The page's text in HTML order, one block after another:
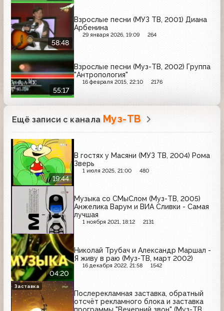
58:48
Взрослые песни (МУЗ ТВ, 2001) Диана
Арбенина
29 января 2026, 19:09 264
55:17
Взрослые песни (Муз-ТВ, 2002) Группа
"Антропология"
16 февраля 2015, 22:10 2176
Ещё записи с канала Муз-ТВ
19:44
В гостях у Масяни (МУЗ ТВ, 2004) Рома
Зверь
1 июля 2025, 21:00 480
Музыка со СМыСлом (Муз-ТВ, 2005)
Анжелика Варум и ВИА Сливки - Самая
лучшая
1 ноября 2021, 18:12 2131
04:20
Николай Трубач и Александр Маршал -
Я живу в раю (Муз-ТВ, март 2002)
16 декабря 2022, 21:58 1542
Послерекламная заставка, обратный
отсчёт рекламного блока и заставка
Заставка